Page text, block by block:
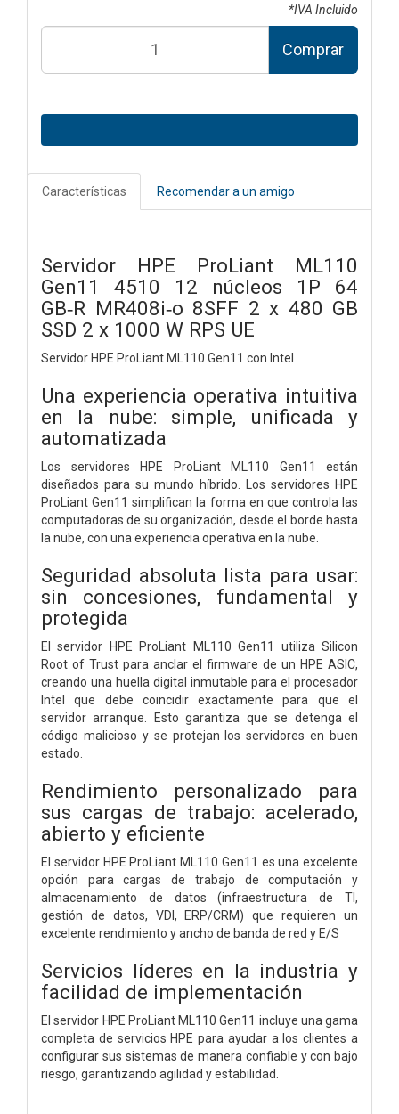
*IVA Incluido
Comprar
Características Recomendar a un amigo
Servidor HPE ProLiant ML110
Gen11 4510 12 núcleos 1P 64
GB‑R MR408i‑o 8SFF 2 x 480 GB
SSD 2 x 1000 W RPS UE
Servidor HPE ProLiant ML110 Gen11 con Intel
Una experiencia operativa intuitiva
en la nube: simple, unificada y
automatizada
Los servidores HPE ProLiant ML110 Gen11 están
diseñados para su mundo híbrido. Los servidores HPE
ProLiant Gen11 simplifican la forma en que controla las
computadoras de su organización, desde el borde hasta
la nube, con una experiencia operativa en la nube.
Seguridad absoluta lista para usar:
sin concesiones, fundamental y
protegida
El servidor HPE ProLiant ML110 Gen11 utiliza Silicon
Root of Trust para anclar el firmware de un HPE ASIC,
creando una huella digital inmutable para el procesador
Intel que debe coincidir exactamente para que el
servidor arranque. Esto garantiza que se detenga el
código malicioso y se protejan los servidores en buen
estado.
Rendimiento personalizado para
sus cargas de trabajo: acelerado,
abierto y eficiente
El servidor HPE ProLiant ML110 Gen11 es una excelente
opción para cargas de trabajo de computación y
almacenamiento de datos (infraestructura de TI,
gestión de datos, VDI, ERP/CRM) que requieren un
excelente rendimiento y ancho de banda de red y E/S
Servicios líderes en la industria y
facilidad de implementación
El servidor HPE ProLiant ML110 Gen11 incluye una gama
completa de servicios HPE para ayudar a los clientes a
configurar sus sistemas de manera confiable y con bajo
riesgo, garantizando agilidad y estabilidad.